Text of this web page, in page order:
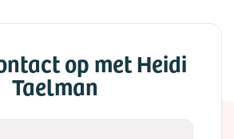
op met Heidi
Taelman